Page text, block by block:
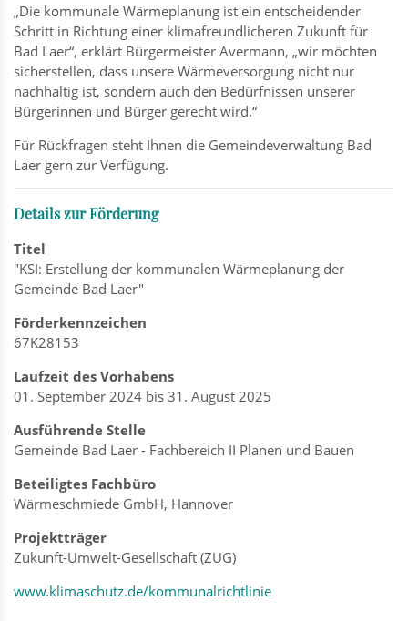
„Die kommunale Wärmeplanung ist ein entscheidender
Schritt in Richtung einer klimafreundlicheren Zukunft für
Bad Laer“, erklärt Bürgermeister Avermann, „wir möchten
sicherstellen, dass unsere Wärmeversorgung nicht nur
nachhaltig ist, sondern auch den Bedürfnissen unserer
Bürgerinnen und Bürger gerecht wird.“
Für Rückfragen steht Ihnen die Gemeindeverwaltung Bad
Laer gern zur Verfügung.
Details zur Förderung
Titel
"KSI: Erstellung der kommunalen Wärmeplanung der
Gemeinde Bad Laer"
Förderkennzeichen
67K28153
Laufzeit des Vorhabens
01. September 2024 bis 31. August 2025
Ausführende Stelle
Gemeinde Bad Laer - Fachbereich II Planen und Bauen
Beteiligtes Fachbüro
Wärmeschmiede GmbH, Hannover
Projektträger
Zukunft-Umwelt-Gesellschaft (ZUG)
www.klimaschutz.de/kommunalrichtlinie